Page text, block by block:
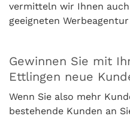
vermitteln wir Ihnen
geeigneten
Gewinnen Sie mit
Ettlingen neue
Wenn Sie also mehr
bestehende Kunden an